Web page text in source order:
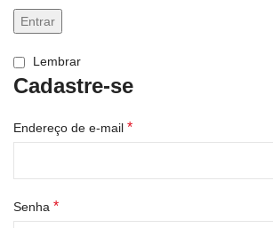
Entrar
Lembrar
Cadastre-se
Endereço de e-mail *
Senha *